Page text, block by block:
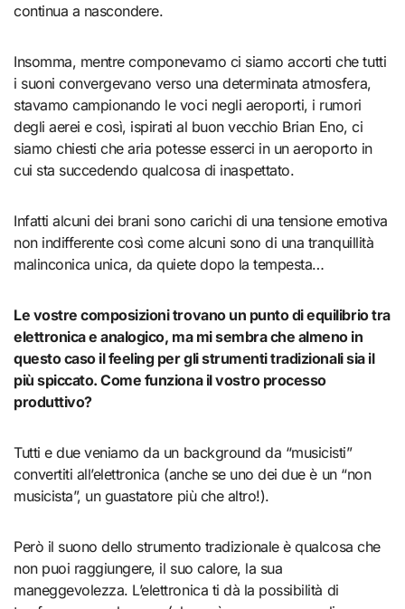
continua a nascondere.
Insomma, mentre componevamo ci siamo accorti che tutti
i suoni convergevano verso una determinata atmosfera,
stavamo campionando le voci negli aeroporti, i rumori
degli aerei e così, ispirati al buon vecchio Brian Eno, ci
siamo chiesti che aria potesse esserci in un aeroporto in
cui sta succedendo qualcosa di inaspettato.
Infatti alcuni dei brani sono carichi di una tensione emotiva
non indifferente così come alcuni sono di una tranquillità
malinconica unica, da quiete dopo la tempesta…
Le vostre composizioni trovano un punto di equilibrio tra
elettronica e analogico, ma mi sembra che almeno in
questo caso il feeling per gli strumenti tradizionali sia il
più spiccato. Come funziona il vostro processo
produttivo?
Tutti e due veniamo da un background da “musicisti”
convertiti all’elettronica (anche se uno dei due è un “non
musicista”, un guastatore più che altro!).
Però il suono dello strumento tradizionale è qualcosa che
non puoi raggiungere, il suo calore, la sua
maneggevolezza. L’elettronica ti dà la possibilità di